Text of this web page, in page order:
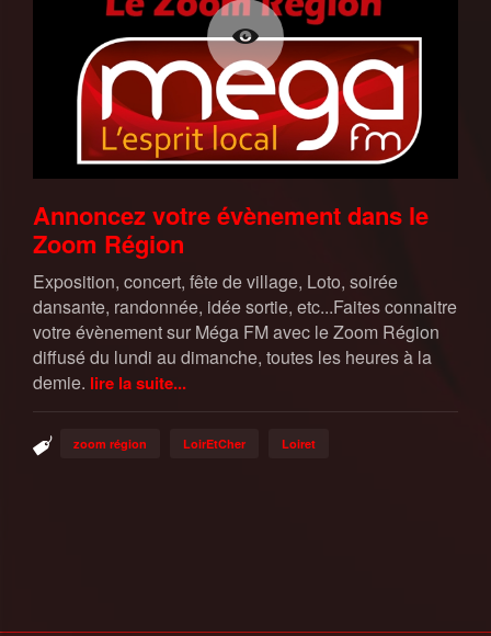
Annoncez votre évènement dans le
Zoom Région
Exposition, concert, fête de village, Loto, soirée
dansante, randonnée, idée sortie, etc...Faites connaitre
votre évènement sur Méga FM avec le Zoom Région
diffusé du lundi au dimanche, toutes les heures à la
demie. lire la suite...
zoom région LoirEtCher Loiret